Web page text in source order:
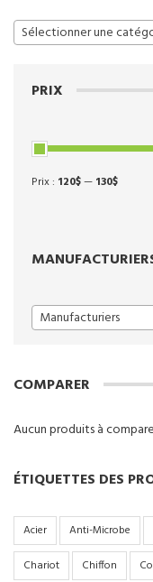
Sélectionner une
PRIX
Prix : 120$— 130$
Manufacturiers
COMPARER
Aucun produits à
ÉTIQUETTES DES
Acier Anti-Microbe
Chariot
Chiffon